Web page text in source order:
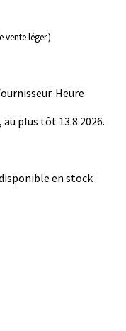
léger.)
Heure
plus tôt 13.8.2026.
en stock